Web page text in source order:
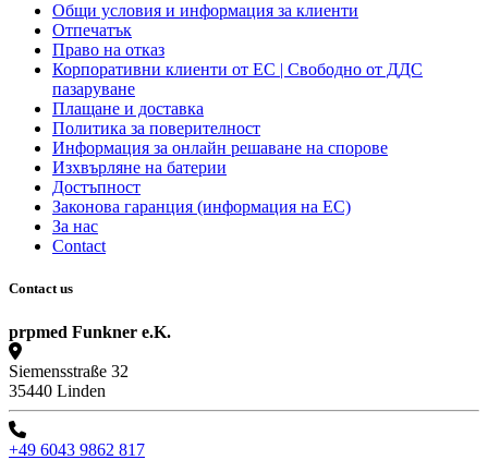
Общи условия и информация за клиенти
Отпечатък
Право на отказ
Корпоративни клиенти от ЕС | Свободно от ДДС
пазаруване
Плащане и доставка
Политика за поверителност
Информация за онлайн решаване на спорове
Изхвърляне на батерии
Достъпност
Законовa гаранция (информация на ЕС)
За нас
Contact
Contact us
prpmed Funkner e.K.
Siemensstraße 32
35440 Linden
+49 6043 9862 817